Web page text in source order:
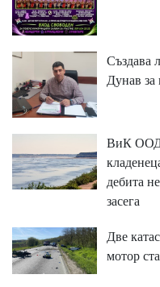
Създава
Дунав за
ВиК ООД
дебита
засега
Две
мотор